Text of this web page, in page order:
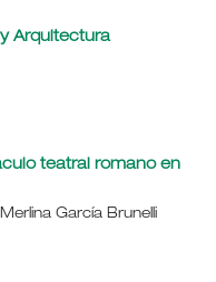
Arquitectura
teatral romano en
García Brunelli